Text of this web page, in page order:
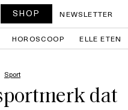
SHOP NEWSLETTER
HOROSCOOP ELLE ETEN
Sport
dat